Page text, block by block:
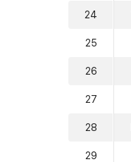
24
25
26
27
28
29